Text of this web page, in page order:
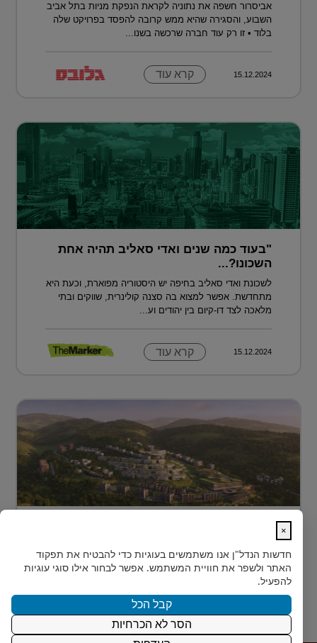
אביסרור חשפה את נתוניה לקראת הנפקת מניות בתל אביב
השבוע, והסגירה שהיא ממש קרובה להפסד בפרויקט שלה
בלוד • זו רק עוד חברה שרכשה בשנו...
15.12.2024 קרא עוד
"בעוד כמה שנים ואדי סאליב תהיה אחת
השכונו?...
לשכונת ואדי סאליב בחיפה יש היסטוריה מפוארת, וכעת היא
מתחדשת. אפשר למצוא בה סצנה קולינרית, שווקים ובתי
מלאכה לצד דו-קיום בין יהודים וע...
15.12.2024 קרא עוד
בלב טביליסי, בין השכונות המבוקשות Vake וSaburtalo, כ-2
ק"מ בלבד מהאוניברסיטה של העיר, מוקם TBILISI
ACRES - פ...
15.12.2024 קרא עוד
×
חדשות הנדל"ן אנו משתמשים בעוגיות כדי להבטיח את תפקוד
האתר ולשפר את חוויית המשתמש. אפשר לבחור אילו סוגי עוגיות
להפעיל.
קבל הכל
הסר לא הכרחיות